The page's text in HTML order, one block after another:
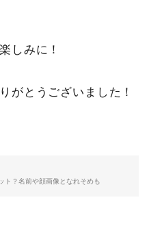
しみに！
がとうございました！
ト？名前や顔画像となれそめも